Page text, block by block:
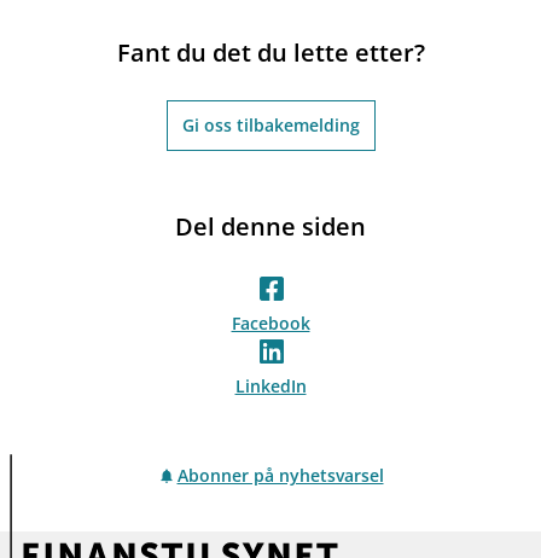
Fant du det du lette etter?
Gi oss tilbakemelding
Del denne siden
Facebook
LinkedIn
Abonner på nyhetsvarsel